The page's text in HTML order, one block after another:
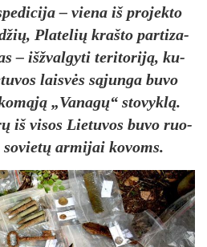
– vie­na iš pro­jek­to
Pla­te­lių kraš­to par­ti­za­
– iš­žval­gy­ti te­ri­to­ri­ją, ku­
lais­vės są­jun­ga bu­vo
„Va­na­gų“ sto­vyk­lą.
iš vi­sos Lie­tu­vos bu­vo ruo­
ar­mi­jai ko­voms.